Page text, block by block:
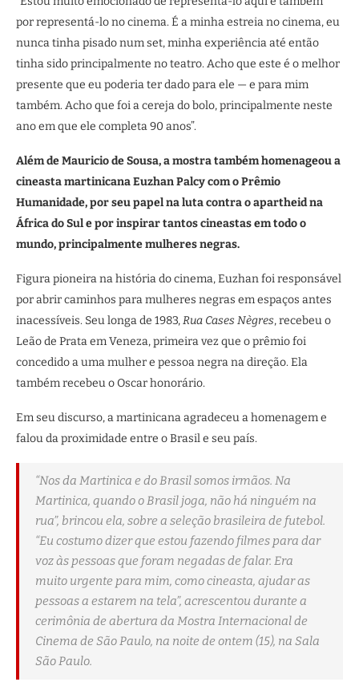
por representá-lo no cinema. É a minha estreia no cinema, eu
nunca tinha pisado num set, minha experiência até então
tinha sido principalmente no teatro. Acho que este é o melhor
presente que eu poderia ter dado para ele — e para mim
também. Acho que foi a cereja do bolo, principalmente neste
ano em que ele completa 90 anos”.
Além de Mauricio de Sousa, a mostra também homenageou a
cineasta martinicana Euzhan Palcy com o Prêmio
Humanidade, por seu papel na luta contra o apartheid na
África do Sul e por inspirar tantos cineastas em todo o
mundo, principalmente mulheres negras.
Figura pioneira na história do cinema, Euzhan foi responsável
por abrir caminhos para mulheres negras em espaços antes
inacessíveis. Seu longa de 1983,Rua Cases Nègres, recebeu o
Leão de Prata em Veneza, primeira vez que o prêmio foi
concedido a uma mulher e pessoa negra na direção. Ela
também recebeu o Oscar honorário.
Em seu discurso, a martinicana agradeceu a homenagem e
falou da proximidade entre o Brasil e seu país.
“Nos da Martinica e do Brasil somos irmãos. Na
Martinica, quando o Brasil joga, não há ninguém na
rua”, brincou ela, sobre a seleção brasileira de futebol.
“Eu costumo dizer que estou fazendo filmes para dar
voz às pessoas que foram negadas de falar. Era
muito urgente para mim, como cineasta, ajudar as
pessoas a estarem na tela”, acrescentou durante a
cerimônia de abertura da Mostra Internacional de
Cinema de São Paulo, na noite de ontem (15), na Sala
São Paulo.